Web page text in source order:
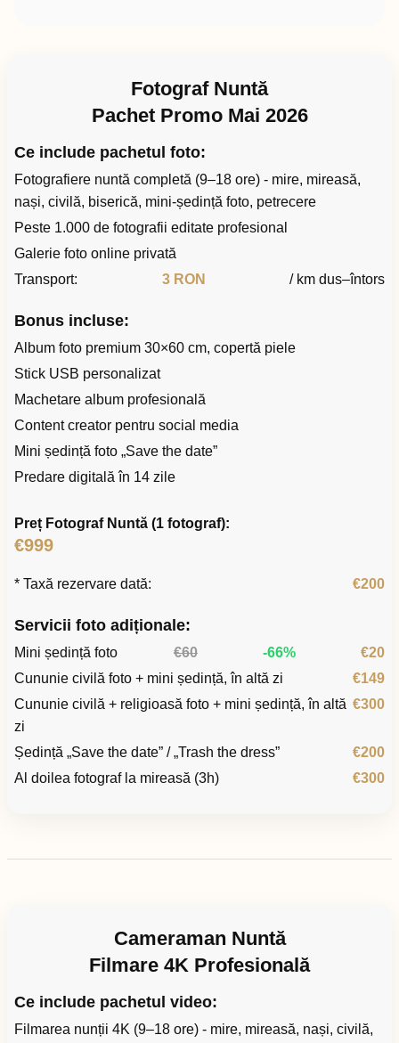
Fotograf Nuntă
Pachet Promo Mai 2026
Ce include pachetul foto:
Fotografiere nuntă completă (9–18 ore) - mire, mireasă,
nași, civilă, biserică, mini-ședință foto, petrecere
Peste 1.000 de fotografii editate profesional
Galerie foto online privată
Transport:
3 RON / km dus–întors
Bonus incluse:
Album foto premium 30×60 cm, copertă piele
Stick USB personalizat
Machetare album profesională
Content creator pentru social media
Mini ședință foto „Save the date”
Predare digitală în 14 zile
Preț Fotograf Nuntă (1 fotograf):
€999
* Taxă rezervare dată: €200
Servicii foto adiționale:
Mini ședință foto €60 -66%
€20
Cununie civilă foto + mini ședință, în altă zi
€149
Cununie civilă + religioasă foto + mini ședință, în altă
zi
€300
Ședință „Save the date” / „Trash the dress”
€200
Al doilea fotograf la mireasă (3h)
€300
Cameraman Nuntă
Filmare 4K Profesională
Ce include pachetul video:
Filmarea nunții 4K (9–18 ore) - mire, mireasă, nași, civilă,